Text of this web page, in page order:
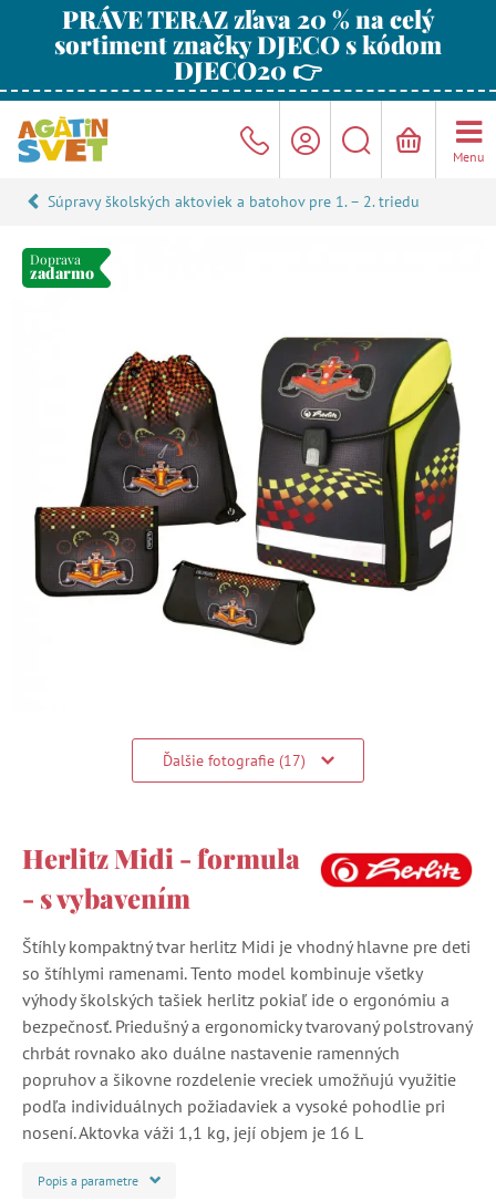
PRÁVE TERAZ zľava 20 % na celý
sortiment značky DJECO s kódom
DJECO20 👉
Menu
Súpravy školských aktoviek a batohov pre 1. – 2. triedu
Doprava
zadarmo
Ďalšie fotografie (17)
Herlitz Midi - formula
- s vybavením
Štíhly kompaktný tvar herlitz Midi je vhodný hlavne pre deti
so štíhlymi ramenami. Tento model kombinuje všetky
výhody školských tašiek herlitz pokiaľ ide o ergonómiu a
bezpečnosť. Priedušný a ergonomicky tvarovaný polstrovaný
chrbát rovnako ako duálne nastavenie ramenných
popruhov a šikovne rozdelenie vreciek umožňujú využitie
podľa individuálnych požiadaviek a vysoké pohodlie pri
nosení. Aktovka váži 1,1 kg, její objem je 16 L
Popis a parametre